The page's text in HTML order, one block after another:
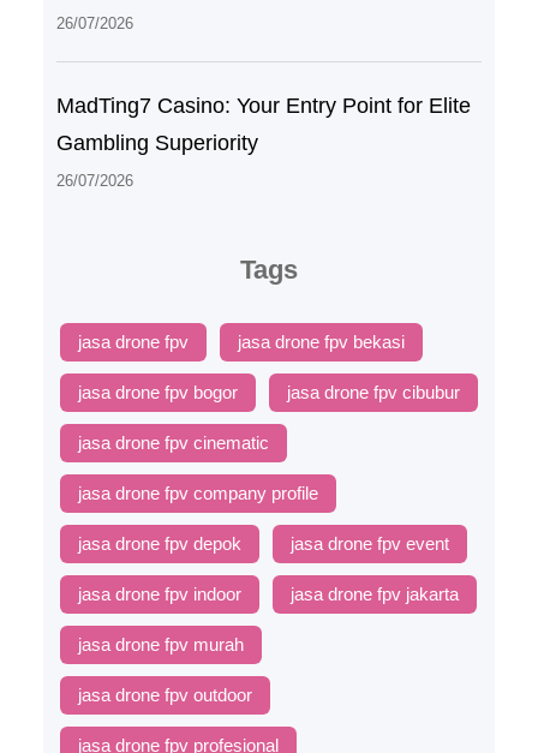
26/07/2026
MadTing7 Casino: Your Entry Point for Elite
Gambling Superiority
26/07/2026
Tags
jasa drone fpv jasa drone fpv bekasi
jasa drone fpv bogor jasa drone fpv cibubur
jasa drone fpv cinematic
jasa drone fpv company profile
jasa drone fpv depok jasa drone fpv event
jasa drone fpv indoor jasa drone fpv jakarta
jasa drone fpv murah
jasa drone fpv outdoor
jasa drone fpv profesional